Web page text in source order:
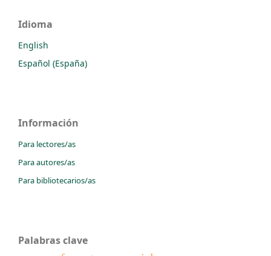
Idioma
English
Español (España)
Información
Para lectores/as
Para autores/as
Para bibliotecarios/as
Palabras clave